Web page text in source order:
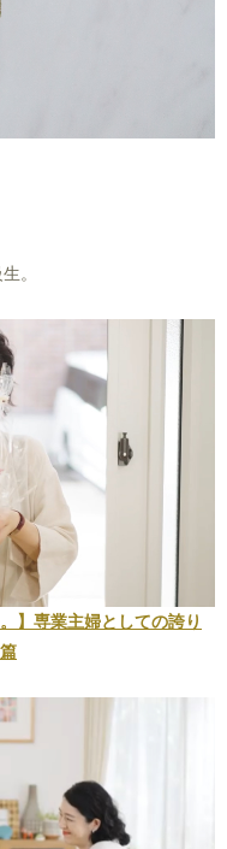
。
】専業主婦としての誇り